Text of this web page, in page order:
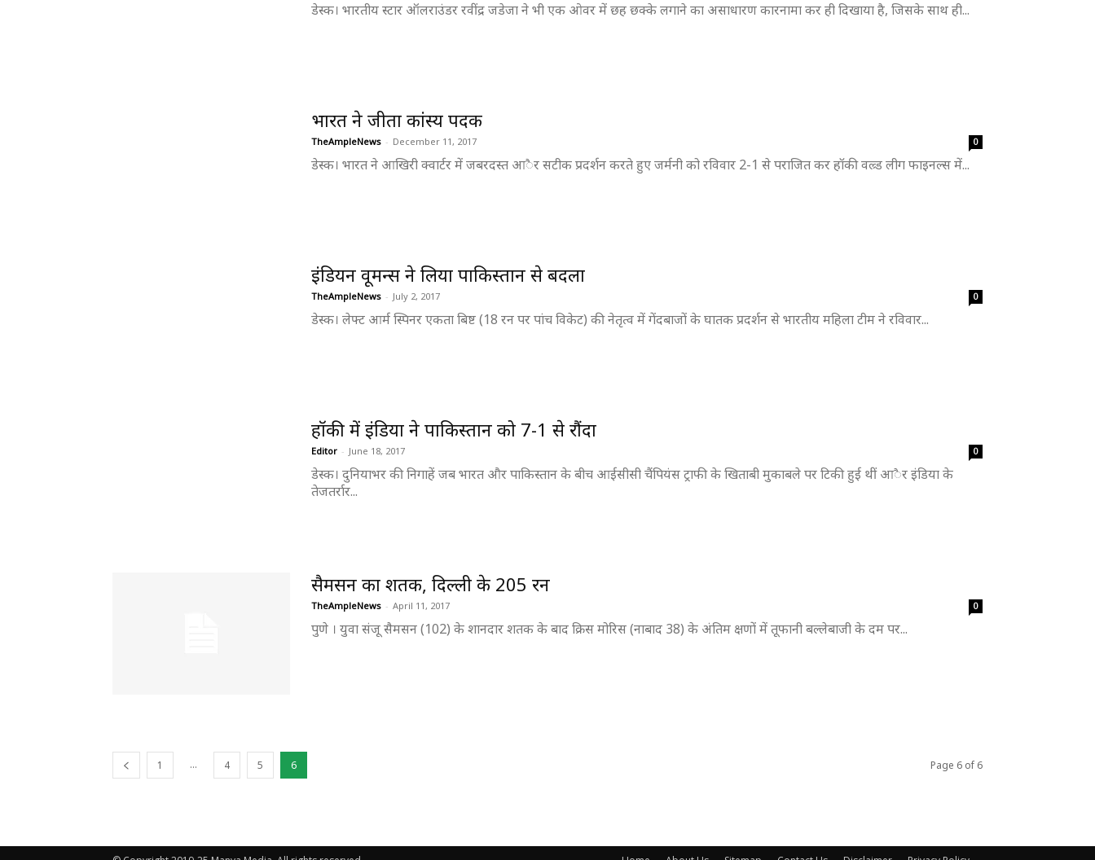
डेस्क। भारतीय स्टार ऑलराउंडर रवींद्र जडेजा ने भी एक ओवर में छह छक्के लगाने का असाधारण कारनामा कर ही दिखाया है, जिसके साथ ही...
भारत ने जीता कांस्य पदक
TheAmpleNews - December 11, 2017 0
डेस्क। भारत ने आखिरी क्वार्टर में जबरदस्त आैर सटीक प्रदर्शन करते हुए जर्मनी को रविवार 2-1 से पराजित कर हॉकी वल्र्ड लीग फाइनल्स में...
इंडियन वूमन्स ने लिया पाकिस्तान से बदला
TheAmpleNews - July 2, 2017 0
डेस्क। लेफ्ट आर्म स्पिनर एकता बिष्ट (18 रन पर पांच विकेट) की नेतृत्व में गेंदबाजों के घातक प्रदर्शन से भारतीय महिला टीम ने रविवार...
हॉकी में इंडिया ने पाकिस्तान को 7-1 से रौंदा
Editor - June 18, 2017 0
डेस्क। दुनियाभर की निगाहें जब भारत और पाकिस्तान के बीच आईसीसी चैंपियंस ट्राफी के खिताबी मुकाबले पर टिकी हुई थीं आैर इंडिया के
तेजतर्रार...
सैमसन का शतक, दिल्ली के 205 रन
TheAmpleNews - April 11, 2017 0
पुणे । युवा संजू सैमसन (102) के शानदार शतक के बाद क्रिस मोरिस (नाबाद 38) के अंतिम क्षणों में तूफानी बल्लेबाजी के दम पर...
1 ... 4 5 6 Page 6 of 6